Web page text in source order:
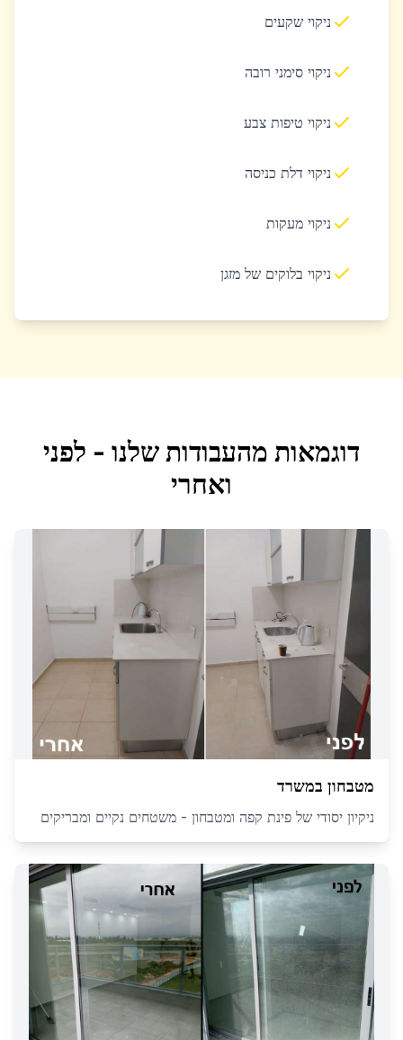
ניקוי שקעים
ניקוי סימני רובה
ניקוי טיפות צבע
ניקוי דלת כניסה
ניקוי מעקות
ניקוי בלוקים של מזגן
דוגמאות מהעבודות שלנו - לפני
ואחרי
מטבחון במשרד
ניקיון יסודי של פינת קפה ומטבחון - משטחים נקיים ומבריקים